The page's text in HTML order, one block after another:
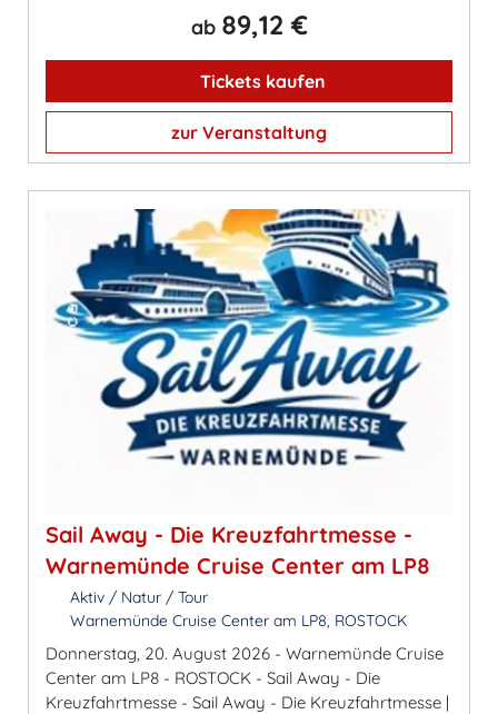
ab 89,12 €
Tickets kaufen
zur Veranstaltung
Sail Away - Die Kreuzfahrtmesse -
Warnemünde Cruise Center am LP8
Aktiv / Natur / Tour
Warnemünde Cruise Center am LP8, ROSTOCK
Donnerstag, 20. August 2026 - Warnemünde Cruise
Center am LP8 - ROSTOCK - Sail Away - Die
Kreuzfahrtmesse - Sail Away - Die Kreuzfahrtmesse |